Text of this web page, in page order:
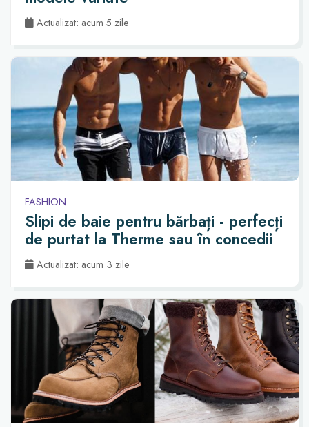
Actualizat: acum 5 zile
FASHION
Slipi de baie pentru bărbați - perfecți
de purtat la Therme sau în concedii
Actualizat: acum 3 zile